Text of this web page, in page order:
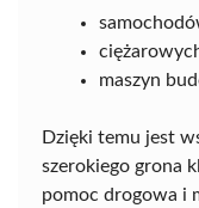
maszyn
Dzięki temu jest
szerokiego grona
pomoc drogowa i